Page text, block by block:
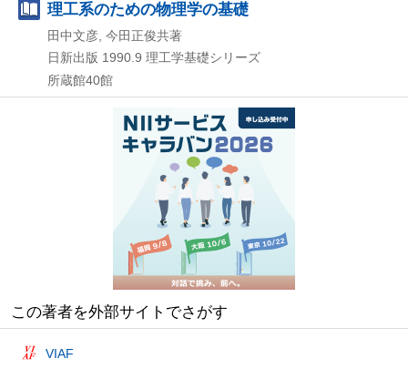
理工系のための物理学の基礎
田中文彦, 今田正俊共著
日新出版 1990.9 理工学基礎シリーズ
所蔵館40館
この著者を外部サイトでさがす
VIAF